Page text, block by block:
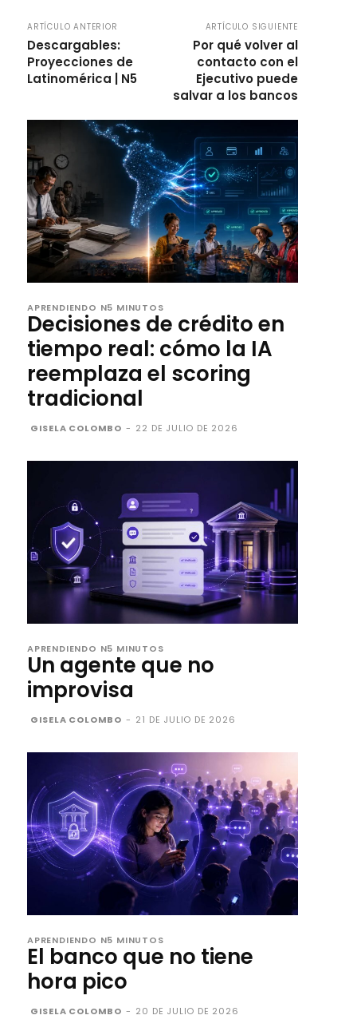
ARTÍCULO ANTERIOR
Descargables:
Proyecciones de
Latinomérica | N5
ARTÍCULO SIGUIENTE
Por qué volver al
contacto con el
Ejecutivo puede
salvar a los bancos
APRENDIENDO N5 MINUTOS
Decisiones de crédito en
tiempo real: cómo la IA
reemplaza el scoring
tradicional
GISELA COLOMBO - 22 DE JULIO DE 2026
APRENDIENDO N5 MINUTOS
Un agente que no
improvisa
GISELA COLOMBO - 21 DE JULIO DE 2026
APRENDIENDO N5 MINUTOS
El banco que no tiene
hora pico
GISELA COLOMBO - 20 DE JULIO DE 2026